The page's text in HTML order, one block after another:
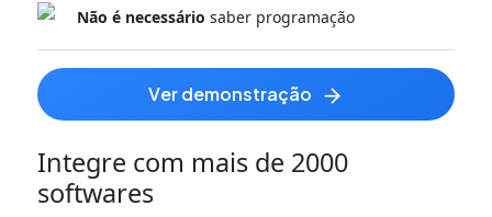
Não é necessário saber programação
ver demonstração
Integre com mais de 2000
softwares